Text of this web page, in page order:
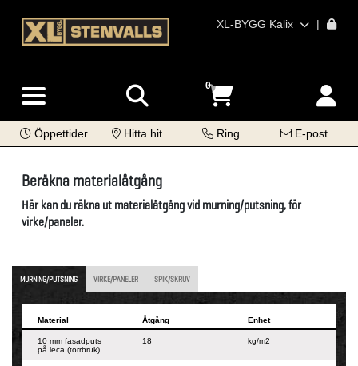
XL-BYGG Kalix |
0
Öppettider Hitta hit Ring E-post
Beräkna materialåtgång
Här kan du räkna ut materialåtgång vid murning/putsning, för
virke/paneler.
MURNING/PUTSNING VIRKE/PANELER SPIK/SKRUV
Material Åtgång Enhet
10 mm fasadputs
på leca (torrbruk)
18 kg/m2